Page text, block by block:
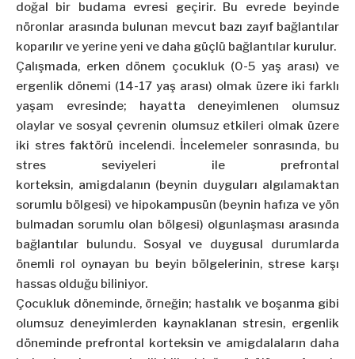
doğal bir budama evresi geçirir. Bu evrede beyinde
nöronlar arasında bulunan mevcut bazı zayıf bağlantılar
koparılır ve yerine yeni ve daha güçlü bağlantılar kurulur.
Çalışmada, erken dönem çocukluk (0-5 yaş arası) ve
ergenlik dönemi (14-17 yaş arası) olmak üzere iki farklı
yaşam evresinde; hayatta deneyimlenen olumsuz
olaylar ve sosyal çevrenin olumsuz etkileri olmak üzere
iki stres faktörü incelendi. İncelemeler sonrasında, bu
stres seviyeleri ile prefrontal
korteksin, amigdalanın (beynin duyguları algılamaktan
sorumlu bölgesi) ve hipokampusün (beynin hafıza ve yön
bulmadan sorumlu olan bölgesi) olgunlaşması arasında
bağlantılar bulundu. Sosyal ve duygusal durumlarda
önemli rol oynayan bu beyin bölgelerinin, strese karşı
hassas olduğu biliniyor.
Çocukluk döneminde, örneğin; hastalık ve boşanma gibi
olumsuz deneyimlerden kaynaklanan stresin, ergenlik
döneminde prefrontal korteksin ve amigdalaların daha